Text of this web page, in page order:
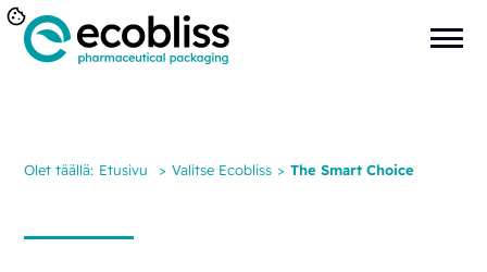
Olet täällä: Etusivu > Valitse Ecobliss > The Smart Choice